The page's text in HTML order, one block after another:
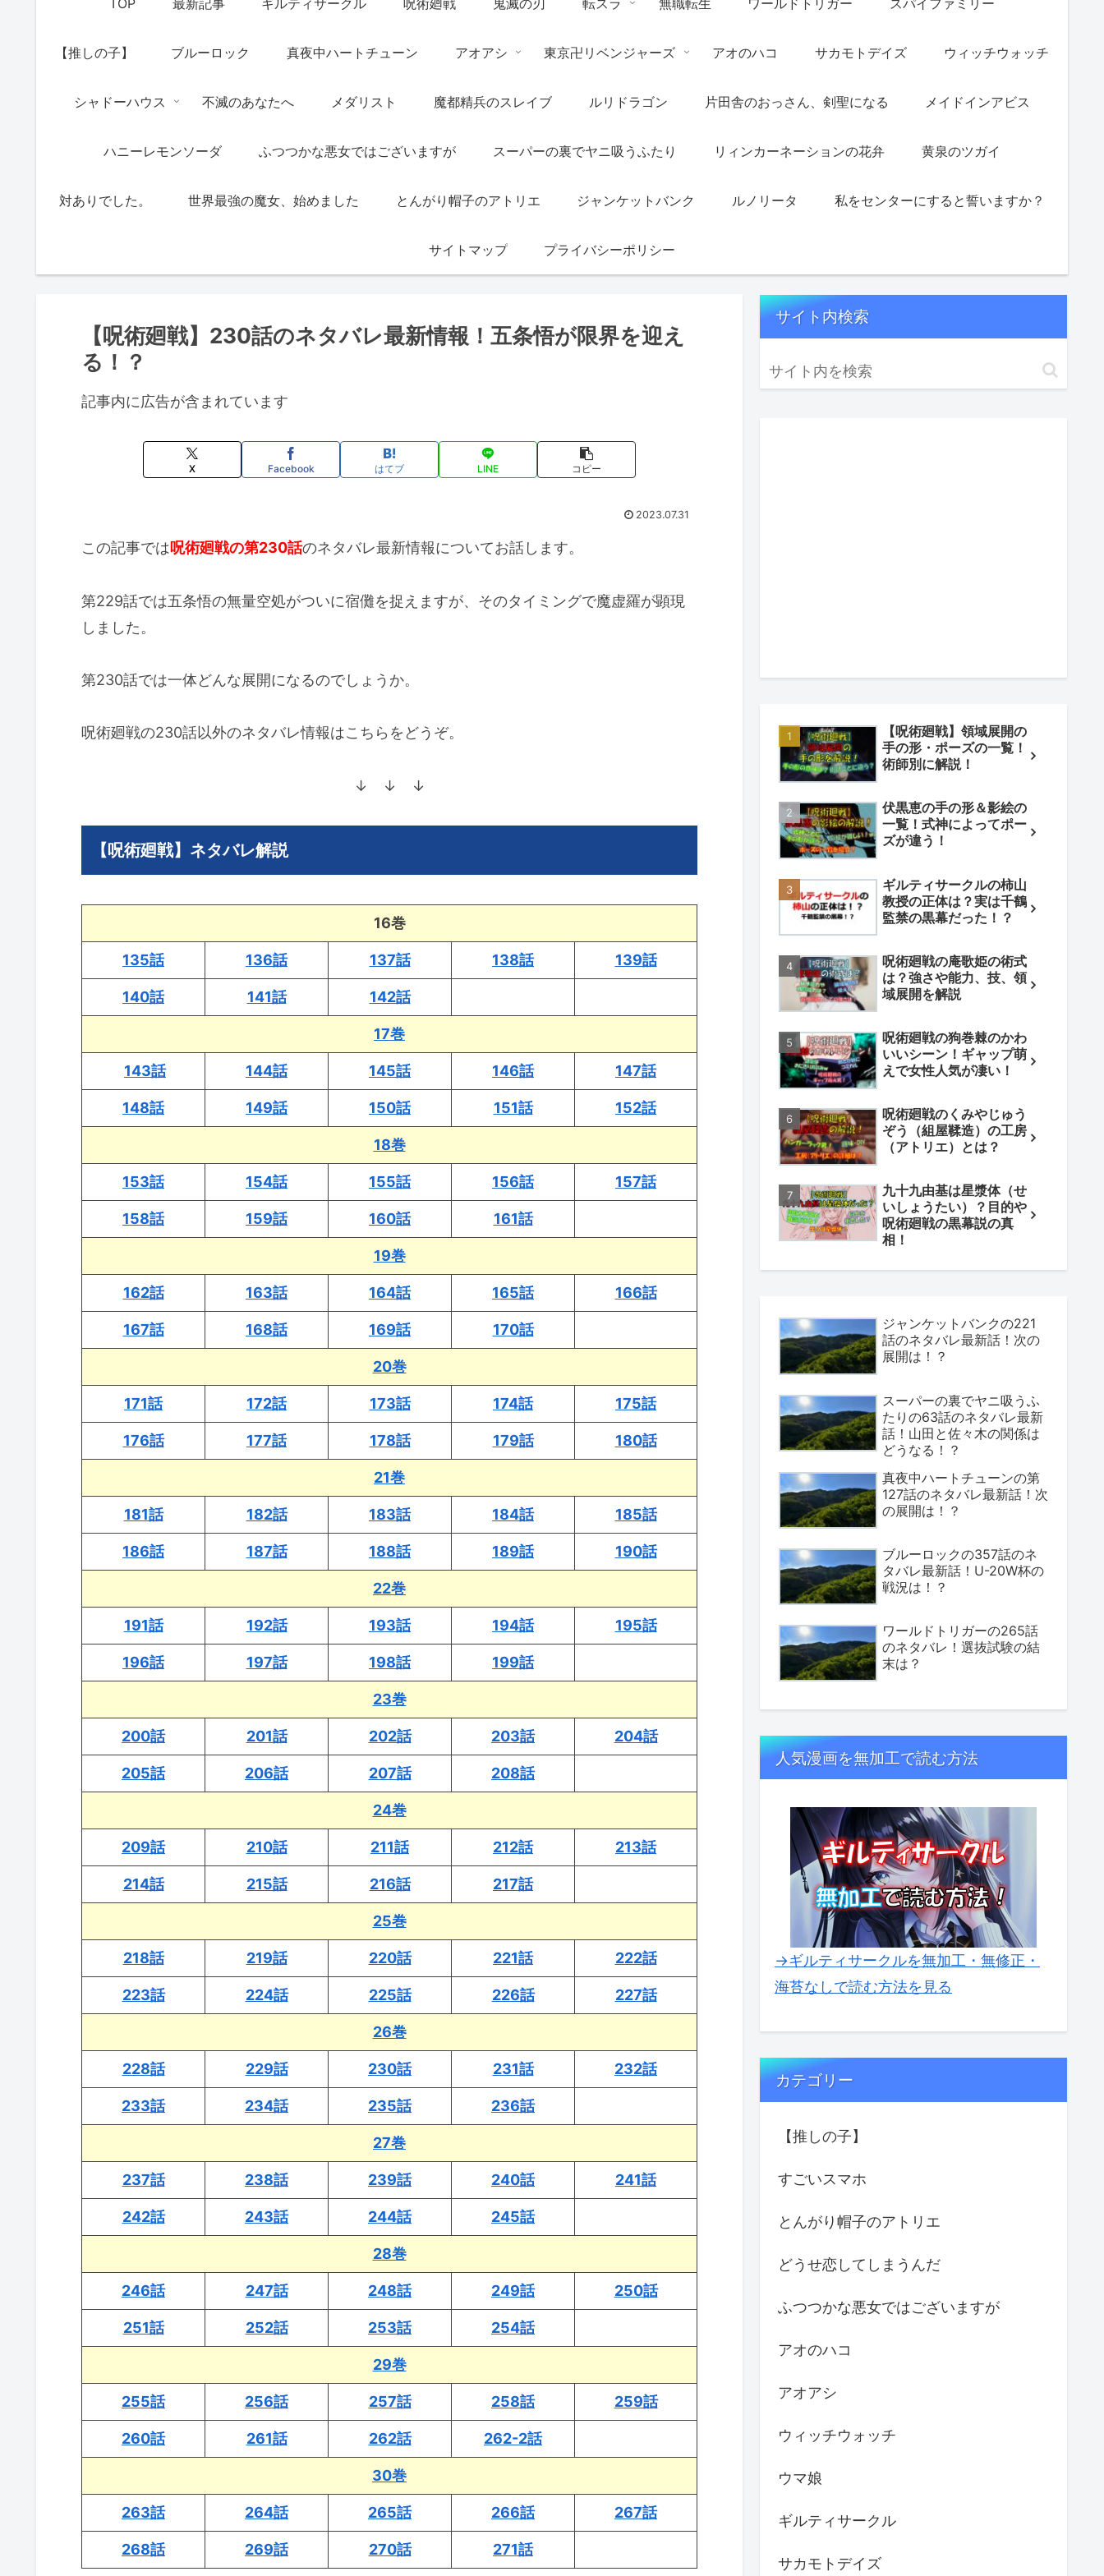
【推しの子】 ブルーロック 真夜中ハートチューン アオアシ 東京卍リベンジャーズ アオのハコ サカモトデイズ ウィッチウォッチ
シャドーハウス 不滅のあなたへ メダリスト 魔都精兵のスレイブ ルリドラゴン 片田舎のおっさん、剣聖になる メイドインアビス
ハニーレモンソーダ ふつつかな悪女ではございますが スーパーの裏でヤニ吸うふたり リィンカーネーションの花弁 黄泉のツガイ
対ありでした。 世界最強の魔女、始めました とんがり帽子のアトリエ ジャンケットバンク ルノリータ 私をセンターにすると誓いますか？
サイトマップ プライバシーポリシー
【呪術廻戦】230話のネタバレ最新情報！五条悟が限界を迎え
る！？
記事内に広告が含まれています
X Facebook はてブ LINE コピー
2023.07.31
この記事では呪術廻戦の第230話のネタバレ最新情報についてお話します。
第229話では五条悟の無量空処がついに宿儺を捉えますが、そのタイミングで魔虚羅が顕現
しました。
第230話では一体どんな展開になるのでしょうか。
呪術廻戦の230話以外のネタバレ情報はこちらをどうぞ。
↓ ↓ ↓
【呪術廻戦】ネタバレ解説
16巻
135話 136話 137話 138話 139話
140話 141話 142話
17巻
143話 144話 145話 146話 147話
148話 149話 150話 151話 152話
18巻
153話 154話 155話 156話 157話
158話 159話 160話 161話
19巻
162話 163話 164話 165話 166話
167話 168話 169話 170話
20巻
171話 172話 173話 174話 175話
176話 177話 178話 179話 180話
21巻
181話 182話 183話 184話 185話
186話 187話 188話 189話 190話
22巻
191話 192話 193話 194話 195話
196話 197話 198話 199話
23巻
200話 201話 202話 203話 204話
205話 206話 207話 208話
24巻
209話 210話 211話 212話 213話
214話 215話 216話 217話
25巻
218話 219話 220話 221話 222話
223話 224話 225話 226話 227話
26巻
228話 229話 230話 231話 232話
233話 234話 235話 236話
27巻
237話 238話 239話 240話 241話
242話 243話 244話 245話
28巻
246話 247話 248話 249話 250話
251話 252話 253話 254話
29巻
255話 256話 257話 258話 259話
260話 261話 262話 262-2話
30巻
263話 264話 265話 266話 267話
268話 269話 270話 271話
サイト内検索
【呪術廻戦】領域展開の
手の形・ポーズの一覧！
術師別に解説！
伏黒恵の手の形＆影絵の
一覧！式神によってポー
ズが違う！
ギルティサークルの柿山
教授の正体は？実は千鶴
監禁の黒幕だった！？
呪術廻戦の庵歌姫の術式
は？強さや能力、技、領
域展開を解説
呪術廻戦の狗巻棘のかわ
いいシーン！ギャップ萌
えで女性人気が凄い！
呪術廻戦のくみやじゅう
ぞう（組屋鞣造）の工房
（アトリエ）とは？
九十九由基は星漿体（せ
いしょうたい）？目的や
呪術廻戦の黒幕説の真
相！
ジャンケットバンクの221
話のネタバレ最新話！次の
展開は！？
スーパーの裏でヤニ吸うふ
たりの63話のネタバレ最新
話！山田と佐々木の関係は
どうなる！？
真夜中ハートチューンの第
127話のネタバレ最新話！次
の展開は！？
ブルーロックの357話のネ
タバレ最新話！U-20W杯の
戦況は！？
ワールドトリガーの265話
のネタバレ！選抜試験の結
末は？
人気漫画を無加工で読む方法
→ギルティサークルを無加工・無修正・
海苔なしで読む方法を見る
カテゴリー
【推しの子】
すごいスマホ
とんがり帽子のアトリエ
どうせ恋してしまうんだ
ふつつかな悪女ではございますが
アオのハコ
アオアシ
ウィッチウォッチ
ウマ娘
ギルティサークル
サカモトデイズ